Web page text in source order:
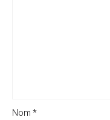
Nom*